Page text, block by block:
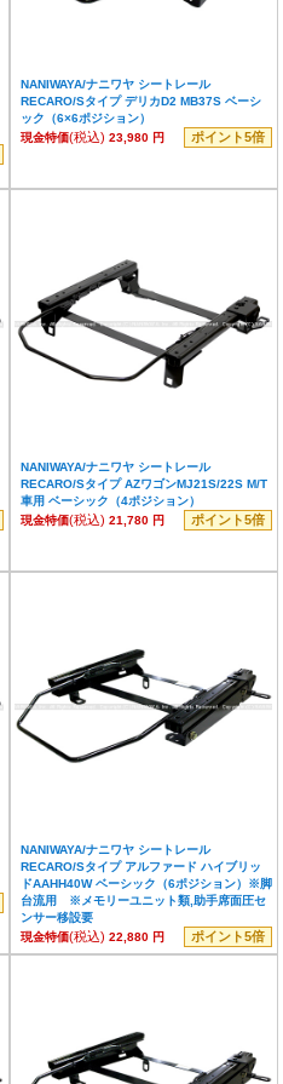
NANIWAYA/ナニワヤ シートレール
RECARO/Sタイプ デリカD2 MB37S ベーシ
ック（6×6ポジション）
現金特価(税込) 23,980 円 ポイント5倍
NANIWAYA/ナニワヤ シートレール
RECARO/Sタイプ AZワゴンMJ21S/22S M/T
車用 ベーシック（4ポジション）
現金特価(税込) 21,780 円 ポイント5倍
NANIWAYA/ナニワヤ シートレール
RECARO/Sタイプ アルファード ハイブリッ
ドAAHH40W ベーシック（6ポジション）※脚
台流用 ※メモリーユニット類,助手席面圧セ
ンサー移設要
現金特価(税込) 22,880 円 ポイント5倍